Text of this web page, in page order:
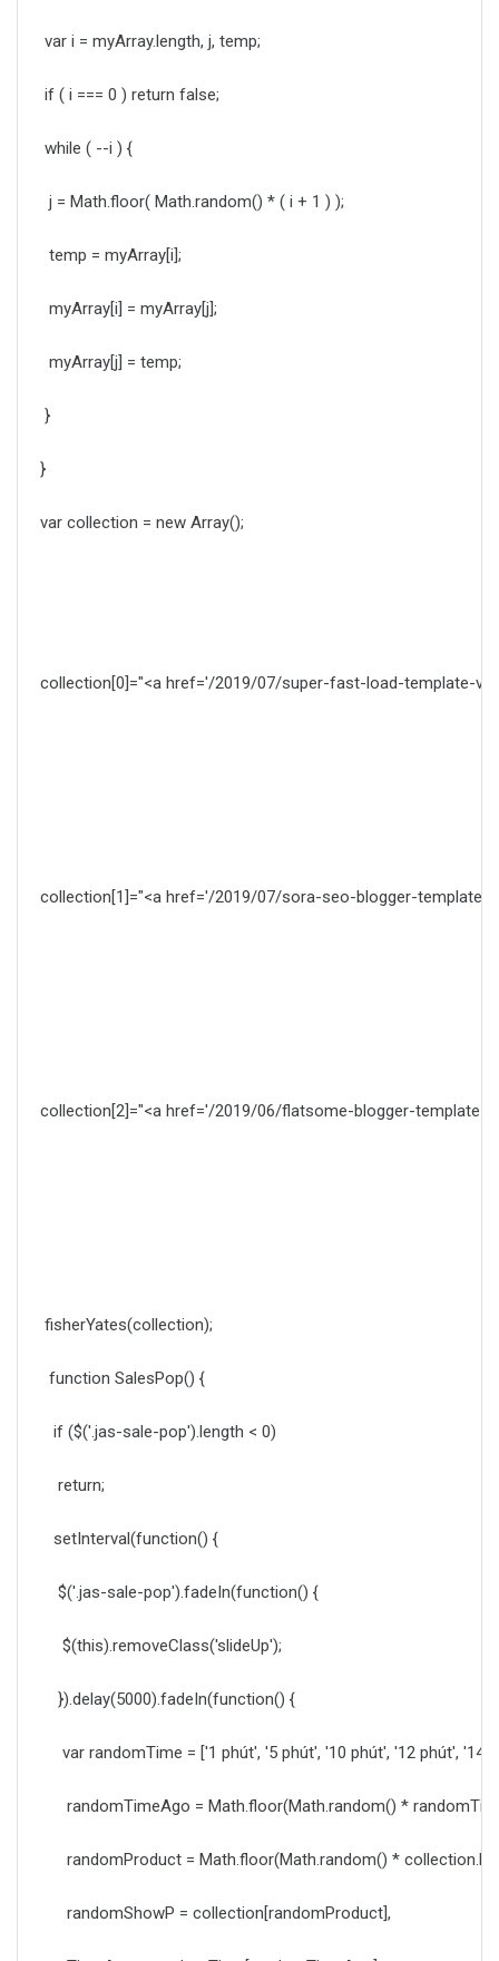
var i = myArray.length, j, temp;
if ( i === 0 ) return false;
while ( --i ) {
j = Math.floor( Math.random() * ( i + 1 ) );
temp = myArray[i];
myArray[i] = myArray[j];
myArray[j] = temp;
}
}
var collection = new Array();
collection[0]="<a href='/2019/07/super-fast-load-template-
collection[1]="<a href='/2019/07/sora-seo-blogger-
collection[2]="<a href='/2019/06/flatsome-blogger-template-
fisherYates(collection);
function SalesPop() {
if ($('.jas-sale-pop').length < 0)
return;
setInterval(function() {
$('.jas-sale-pop').fadeIn(function() {
$(this).removeClass('slideUp');
}).delay(5000).fadeIn(function() {
var randomTime = ['1 phút', '5 phút', '10 phút', '12 phút', '14
randomTimeAgo = Math.floor(Math.random() *
randomProduct = Math.floor(Math.random() *
randomShowP = collection[randomProduct],